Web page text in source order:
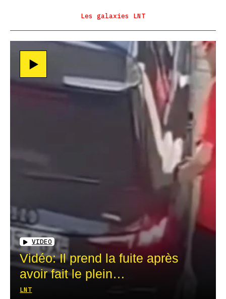
Les galaxies LNT
VIDEO
Vidéo: Il prend la fuite après
avoir fait le plein…
LNT